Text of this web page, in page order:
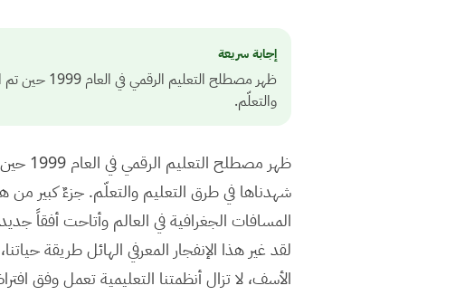
إجابة سريعة
ظهر مصطلح
والتعلّم.
ظهر
شهدناها في طرق التعليم والتعلّم. جزءٌ كبير من
المسافات الجغرافية في العالم وأتاحت أفقاً
لقد غير هذا الإنفجار المعرفي الهائل طريقة
الأسف، لا تزال أنظمتنا التعليمية تعمل وفق